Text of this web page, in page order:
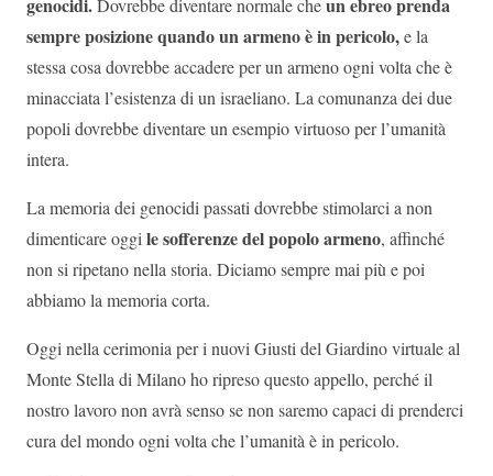
genocidi.Dovrebbe diventare normale cheun ebreo prenda
sempre posizione quando un armeno è in pericolo,e la
stessa cosa dovrebbe accadere per un armeno ogni volta che è
minacciata l’esistenza di un israeliano. La comunanza dei due
popoli dovrebbe diventare un esempio virtuoso per l’umanità
intera.
La memoria dei genocidi passati dovrebbe stimolarci a non
dimenticare oggile sofferenze del popolo armeno, affinché
non si ripetano nella storia. Diciamo sempre mai più e poi
abbiamo la memoria corta.
Oggi nella cerimonia per i nuovi Giusti del Giardino virtuale al
Monte Stella di Milano ho ripreso questo appello, perché il
nostro lavoro non avrà senso se non saremo capaci di prenderci
cura del mondo ogni volta che l’umanità è in pericolo.